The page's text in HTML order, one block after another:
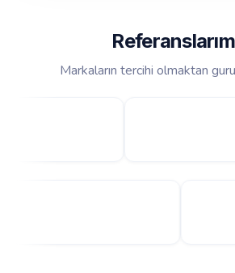
Markaların tercihi olmaktan